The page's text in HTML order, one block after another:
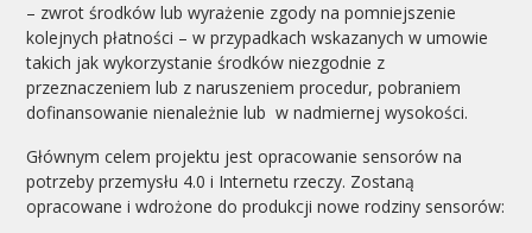
– zwrot środków lub wyrażenie zgody na pomniejszenie
kolejnych płatności – w przypadkach wskazanych w umowie
takich jak wykorzystanie środków niezgodnie z
przeznaczeniem lub z naruszeniem procedur, pobraniem
dofinansowanie nienależnie lub w nadmiernej wysokości.
Głównym celem projektu jest opracowanie sensorów na
potrzeby przemysłu 4.0 i Internetu rzeczy. Zostaną
opracowane i wdrożone do produkcji nowe rodziny sensorów: